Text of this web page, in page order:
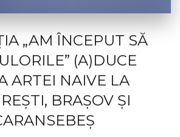
„AM ÎNCEPUT SĂ
(A)DUCE
ARTEI NAIVE LA
BRAȘOV ȘI